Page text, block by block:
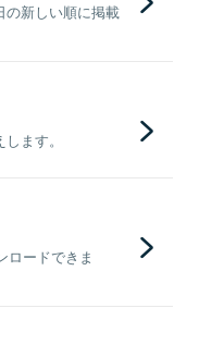
の新しい順に掲載
ます。
ロードできま